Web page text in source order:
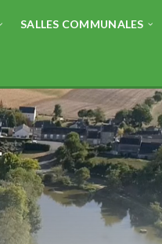
SALLES COMMUNALES